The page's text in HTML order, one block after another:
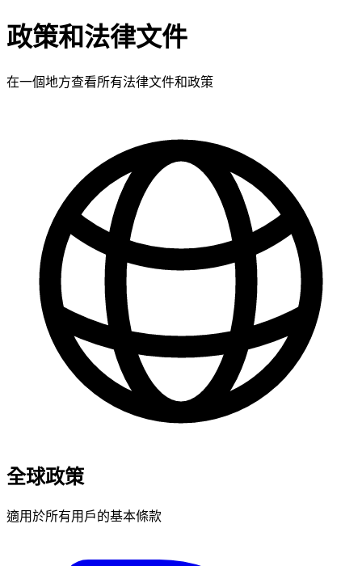
政策和法律文件
在一個地方查看所有法律文件和政策
全球政策
適用於所有用戶的基本條款